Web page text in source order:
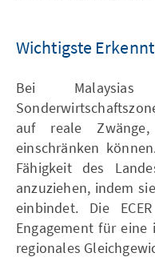
Wichtigste
Bei
auf reale
einschränken
Fähigkeit des
anzuziehen, indem
einbindet. Die
Engagement für
regionales